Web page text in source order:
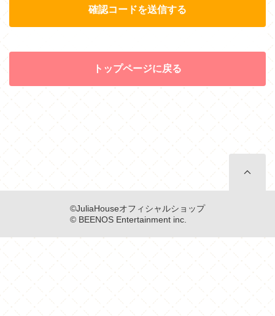
確認コードを送信する
トップページに戻る
©JuliaHouseオフィシャルショップ
© BEENOS Entertainment inc.